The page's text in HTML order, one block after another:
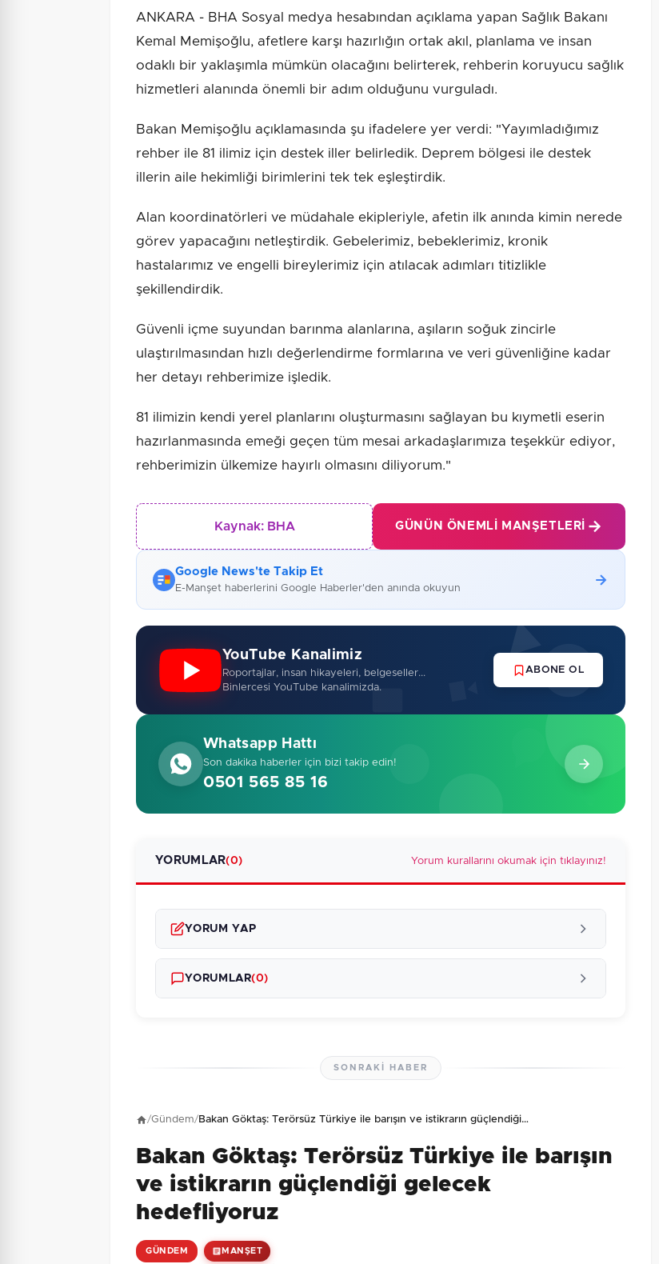
ANKARA - BHA Sosyal medya hesabından açıklama yapan Sağlık Bakanı
Kemal Memişoğlu, afetlere karşı hazırlığın ortak akıl, planlama ve insan
odaklı bir yaklaşımla mümkün olacağını belirterek, rehberin koruyucu sağlık
hizmetleri alanında önemli bir adım olduğunu vurguladı.
Bakan Memişoğlu açıklamasında şu ifadelere yer verdi: "Yayımladığımız
rehber ile 81 ilimiz için destek iller belirledik. Deprem bölgesi ile destek
illerin aile hekimliği birimlerini tek tek eşleştirdik.
Alan koordinatörleri ve müdahale ekipleriyle, afetin ilk anında kimin nerede
görev yapacağını netleştirdik. Gebelerimiz, bebeklerimiz, kronik
hastalarımız ve engelli bireylerimiz için atılacak adımları titizlikle
şekillendirdik.
Güvenli içme suyundan barınma alanlarına, aşıların soğuk zincirle
ulaştırılmasından hızlı değerlendirme formlarına ve veri güvenliğine kadar
her detayı rehberimize işledik.
81 ilimizin kendi yerel planlarını oluşturmasını sağlayan bu kıymetli eserin
hazırlanmasında emeği geçen tüm mesai arkadaşlarımıza teşekkür ediyor,
rehberimizin ülkemize hayırlı olmasını diliyorum."
Kaynak: BHA GÜNÜN ÖNEMLI MANŞETLERI
Google News'te Takip Et
E-Manşet haberlerini Google Haberler'den anında okuyun
YouTube Kanalimiz
Roportajlar, insan hikayeleri, belgeseller...
Binlercesi YouTube kanalimizda.
ABONE OL
Whatsapp Hattı
Son dakika haberler için bizi takip edin!
0501 565 85 16
YORUMLAR(0) Yorum kurallarını okumak için tıklayınız!
YORUM YAP
Güvenlik Sorusu: 4 + 9 = ? Gönder
YORUMLAR(0)
SONRAKI HABER
/Gündem/Bakan Göktaş: Terörsüz Türkiye ile barışın ve istikrarın güçlendiği…
Bakan Göktaş: Terörsüz Türkiye ile barışın
ve istikrarın güçlendiği gelecek
hedefliyoruz
GÜNDEM MANŞET